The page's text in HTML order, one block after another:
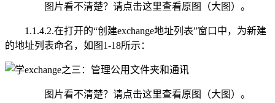
图片看不清楚？请点击这里查看原图（大图）。
1.1.4.2.在打开的“创建exchange地址列表”窗口中，为新建
的地址列表命名，如图1-18所示：
图片看不清楚？请点击这里查看原图（大图）。